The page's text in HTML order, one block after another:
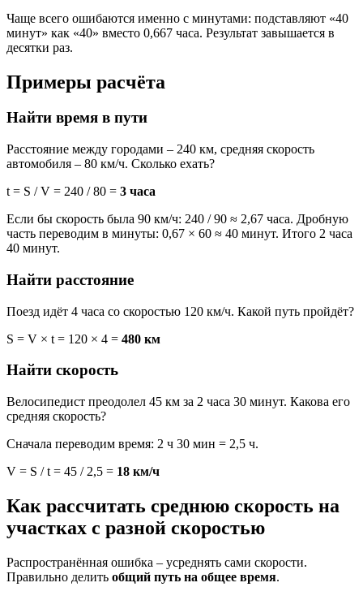
Чаще всего ошибаются именно с минутами: подставляют «40
минут» как «40» вместо 0,667 часа. Результат завышается в
десятки раз.
Примеры расчёта
Найти время в пути
Расстояние между городами – 240 км, средняя скорость
автомобиля – 80 км/ч. Сколько ехать?
t = S / V = 240 / 80 = 3 часа
Если бы скорость была 90 км/ч: 240 / 90 ≈ 2,67 часа. Дробную
часть переводим в минуты: 0,67 × 60 ≈ 40 минут. Итого 2 часа
40 минут.
Найти расстояние
Поезд идёт 4 часа со скоростью 120 км/ч. Какой путь пройдёт?
S = V × t = 120 × 4 = 480 км
Найти скорость
Велосипедист преодолел 45 км за 2 часа 30 минут. Какова его
средняя скорость?
Сначала переводим время: 2 ч 30 мин = 2,5 ч.
V = S / t = 45 / 2,5 = 18 км/ч
Как рассчитать среднюю скорость на
участках с разной скоростью
Распространённая ошибка – усреднять сами скорости.
Правильно делить общий путь на общее время.